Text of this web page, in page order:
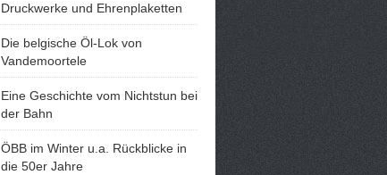
Druckwerke und Ehrenplaketten
Die belgische Öl-Lok von
Vandemoortele
Eine Geschichte vom Nichtstun bei
der Bahn
ÖBB im Winter u.a. Rückblicke in
die 50er Jahre